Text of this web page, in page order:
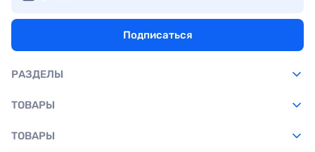
Подписаться
РАЗДЕЛЫ
ТОВАРЫ
ТОВАРЫ